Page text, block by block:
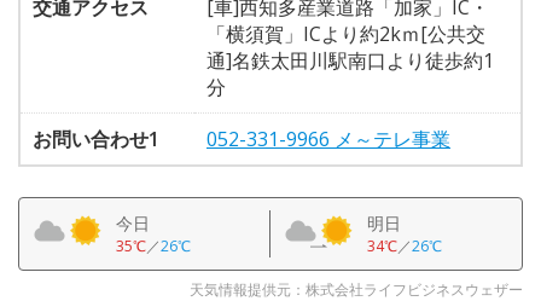
交通アクセス
[車]西知多産業道路「加家」IC・
「横須賀」ICより約2kｍ[公共交
通]名鉄太田川駅南口より徒歩約1
分
お問い合わせ1
052-331-9966 メ～テレ事業
今日
35℃／26℃
明日
34℃／26℃
天気情報提供元：株式会社ライフビジネスウェザー